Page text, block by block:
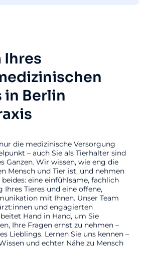
Ihres
in Berlin
die medizinische Versorgung
– auch Sie als Tierhalter sind
Ganzen. Wir wissen, wie eng die
Mensch und Tier ist, und nehmen
eine einfühlsame, fachlich
Tieres und eine offene,
mit Ihnen. Unser Team
und engagierten
Hand in Hand, um Sie
Ihre Fragen ernst zu nehmen –
Lieblings. Lernen Sie uns kennen –
und echter Nähe zu Mensch